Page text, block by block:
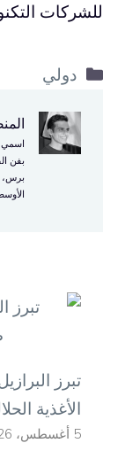
للشركات
التصنيفات
دولي
اسمي
بفن
برس،
تبرز
الأغذية
5 أغسطس، 2026